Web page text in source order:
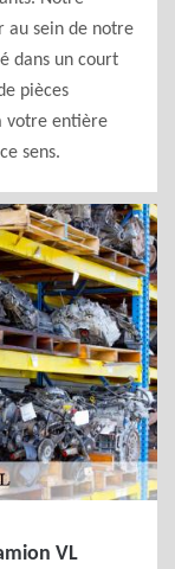
au sein de notre
dans un court
pièces
votre entière
sens.
VL